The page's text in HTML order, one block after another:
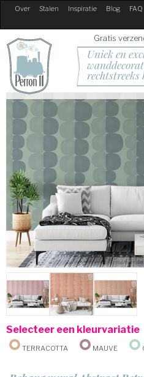
Over Stalen Inspiratie Blog FAQ
Gratis
Uniek en
rechtstreeks
Selecteer een kleurvariatie
Terracotta
Mauve